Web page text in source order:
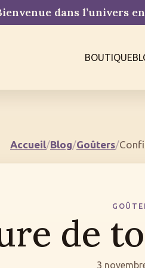
dans l’univers
BOUTIQUE
Accueil/Blog/Goûters/
de
3